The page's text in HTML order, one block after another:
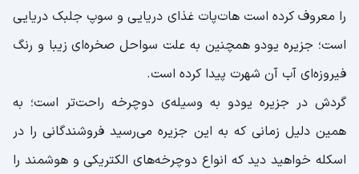
را معروف کرده است هات‌پات غذای دریایی و سوپ جلبک دریایی
است؛ جزیره یودو همچنین به علت سواحل صخره‌ای زیبا و رنگ
فیروزه‌ای آب آن شهرت پیدا کرده است.
گردش در جزیره یودو به وسیله‌ی دوچرخه راحت‌تر است؛ به
همین دلیل زمانی که به این جزیره می‌رسید فروشندگانی را در
اسکله خواهید دید که انواع دوچرخه‌های الکتریکی و هوشمند را